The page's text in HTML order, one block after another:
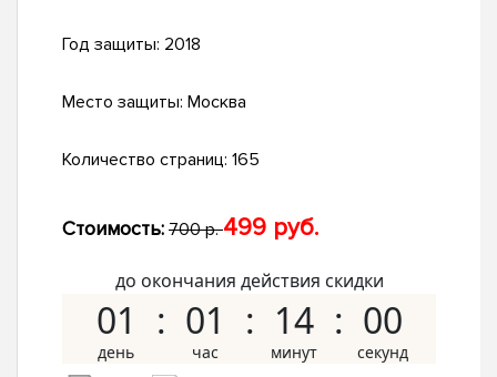
Год защиты: 2018
Место защиты: Москва
Количество страниц: 165
Стоимость: 700 р.499 руб.
до окончания действия скидки
01 01 13 59